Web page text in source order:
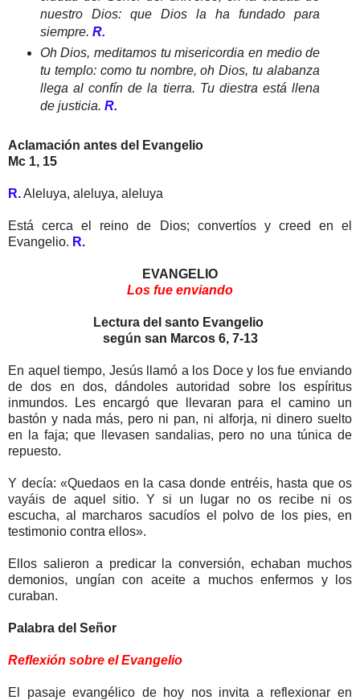
nuestro Dios: que Dios la ha fundado para
siempre. R.
Oh Dios, meditamos tu misericordia en medio de
tu templo: como tu nombre, oh Dios, tu alabanza
llega al confín de la tierra. Tu diestra está llena
de justicia. R.
Aclamación antes del Evangelio
Mc 1, 15
R.Aleluya, aleluya, aleluya
Está cerca el reino de Dios; convertíos y creed en el
Evangelio. R.
EVANGELIO
Los fue enviando
Lectura del santo Evangelio
según san Marcos 6, 7-13
En aquel tiempo, Jesús llamó a los Doce y los fue enviando
de dos en dos, dándoles autoridad sobre los espíritus
inmundos. Les encargó que llevaran para el camino un
bastón y nada más, pero ni pan, ni alforja, ni dinero suelto
en la faja; que llevasen sandalias, pero no una túnica de
repuesto.
Y decía: «Quedaos en la casa donde entréis, hasta que os
vayáis de aquel sitio. Y si un lugar no os recibe ni os
escucha, al marcharos sacudíos el polvo de los pies, en
testimonio contra ellos».
Ellos salieron a predicar la conversión, echaban muchos
demonios, ungían con aceite a muchos enfermos y los
curaban.
Palabra del Señor
Reflexión sobre el Evangelio
El pasaje evangélico de hoy nos invita a reflexionar en